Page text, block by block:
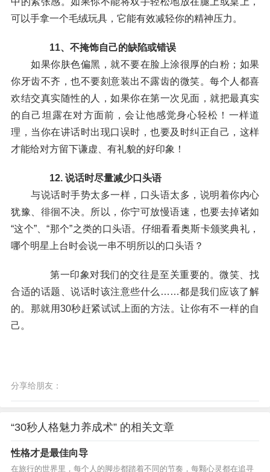
可以手拿一个毛绒玩具，它能有效减轻你的精神压力。
11、不掩饰自己的缺陷或错误
如果你肤色偏黑，就不要在脸上涂很厚的白粉；如果
你牙齿不齐，也不要刻意装出不露齿的微笑。每个人都喜
欢结交真实随性的人，如果你在第一次见面，就把最真实
的自己坦露在对方面前，会让他感觉身心轻松！一样道
理，当你在讲话时出现口误时，也要及时纠正自己，这样
才能给对方留下谦虚、有礼貌的好印象！
12. 说话时尽量减少口头语
与说话时手势太多一样，口头语太多，说明着你内心
犹豫、徘徊不决。所以，你宁可放慢语速，也要去掉诸如
“这个”、“那个”之类的口头语。仔细看看奥斯卡颁奖典礼，
哪个明星上台时会说一串不明所以的口头语？
第一印象对我们的交往是至关重要的。微笑、找
合适的话题、说话时该注意些什么……都是我们应该了解
的。那就用30秒赶紧试试上面的方法。让你有不一样的自
己。
分享给朋友：
“30秒人格魅力养成术” 的相关文章
性格才是最佳向导
在旅行的世界里，每个人的脚步都踏着不同的节奏，每颗心灵都在追寻